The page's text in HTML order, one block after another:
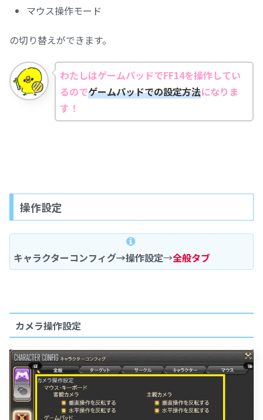
マウス操作モード
の切り替えができます。
わたしはゲームパッドでFF14を操作してい
るのでゲームパッドでの設定方法になりま
す！
操作設定
キャラクターコンフィグ→操作設定→全般タブ
カメラ操作設定